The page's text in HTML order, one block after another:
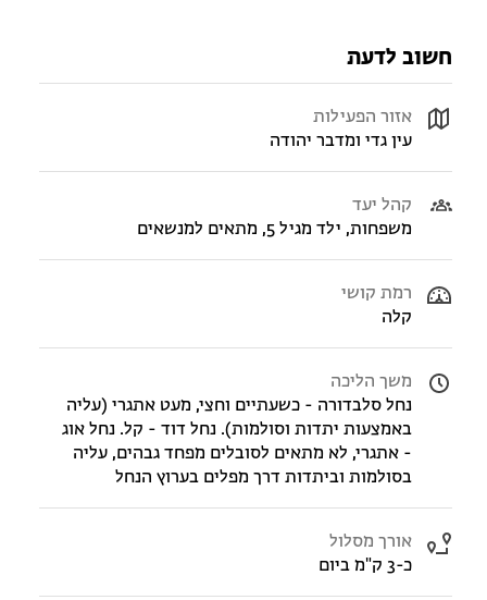
חשוב לדעת
אזור הפעילות
עין גדי ומדבר יהודה
קהל יעד
משפחות, ילד מגיל 5, מתאים למנשאים
רמת קושי
קלה
משך הליכה
נחל סלבדורה - כשעתיים וחצי, מעט אתגרי (עליה
באמצעות יתדות וסולמות). נחל דוד - קל. נחל אוג
- אתגרי, לא מתאים לסובלים מפחד גבהים, עליה
בסולמות וביתדות דרך מפלים בערוץ הנחל
אורך מסלול
כ-3 ק"מ ביום